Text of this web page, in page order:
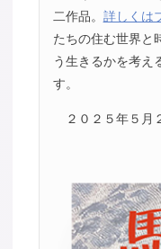
二作品。 詳しくは
たちの住む世界と
う生きるかを考え
す。
２０２５年５月